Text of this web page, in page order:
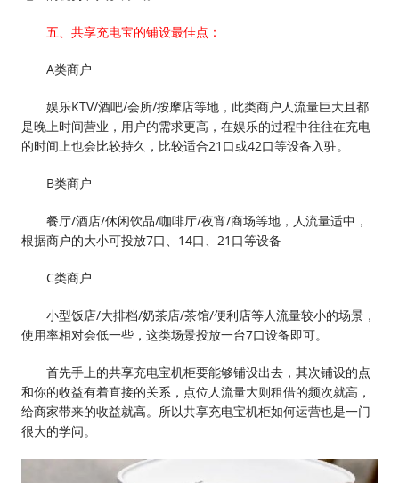
五、共享充电宝的铺设最佳点：
A类商户
娱乐KTV/酒吧/会所/按摩店等地，此类商户人流量巨大且都
是晚上时间营业，用户的需求更高，在娱乐的过程中往往在充电
的时间上也会比较持久，比较适合21口或42口等设备入驻。
B类商户
餐厅/酒店/休闲饮品/咖啡厅/夜宵/商场等地，人流量适中，
根据商户的大小可投放7口、14口、21口等设备
C类商户
小型饭店/大排档/奶茶店/茶馆/便利店等人流量较小的场景，
使用率相对会低一些，这类场景投放一台7口设备即可。
首先手上的共享充电宝机柜要能够铺设出去，其次铺设的点
和你的收益有着直接的关系，点位人流量大则租借的频次就高，
给商家带来的收益就高。所以共享充电宝机柜如何运营也是一门
很大的学问。